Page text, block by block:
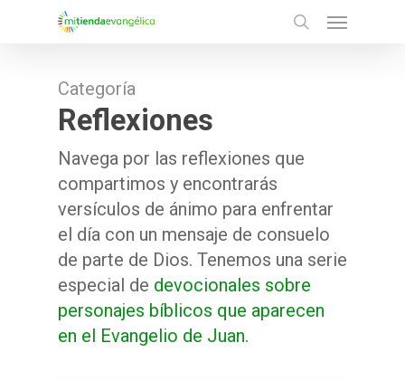
Categoría
Reflexiones
Navega por las reflexiones que
compartimos y encontrarás
versículos de ánimo para enfrentar
el día con un mensaje de consuelo
de parte de Dios. Tenemos una serie
especial de devocionales sobre
personajes bíblicos que aparecen
en el Evangelio de Juan.